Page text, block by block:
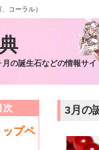
コーラル）
の誕生石などの情報サイ
次
プペ
3月の